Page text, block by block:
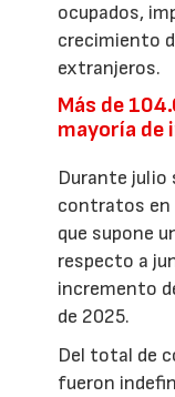
ocupados,
crecimiento
extranjeros.
Más de
mayoría de
Durante julio
contratos en
que supone
respecto a
incremento
de 2025.
Del total de
fueron